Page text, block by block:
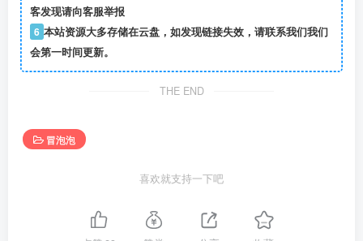
客发现请向客服举报
6 本站资源大多存储在云盘，如发现链接失效，请联系我们我们
会第一时间更新。
THE END
冒泡泡
喜欢就支持一下吧